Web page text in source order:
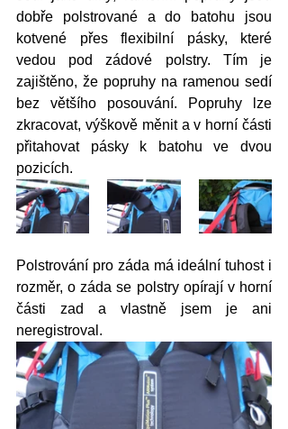
dobře polstrované a do batohu jsou
kotvené přes flexibilní pásky, které
vedou pod zádové polstry. Tím je
zajištěno, že popruhy na ramenou sedí
bez většího posouvání. Popruhy lze
zkracovat, výškově měnit a v horní části
přitahovat pásky k batohu ve dvou
pozicích.
Polstrování pro záda má ideální tuhost i
rozměr, o záda se polstry opírají v horní
části zad a vlastně jsem je ani
neregistroval.